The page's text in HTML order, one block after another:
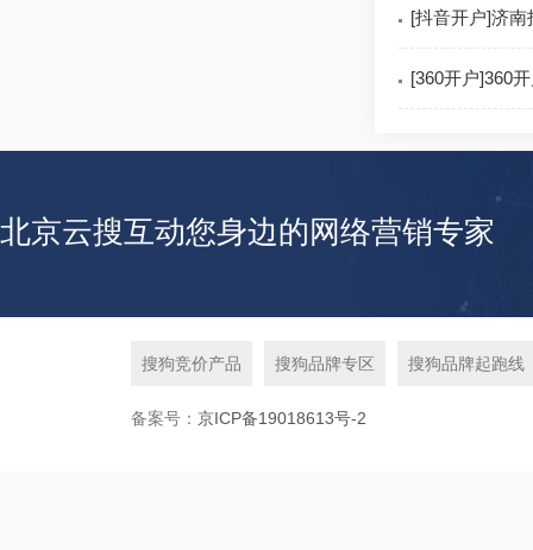
[抖音开户]济南
[360开户]360
北京云搜互动您身边的网络营销专家
搜狗竞价产品 搜狗品牌专区 搜狗品牌起跑线
备案号： 京ICP备19018613号-2